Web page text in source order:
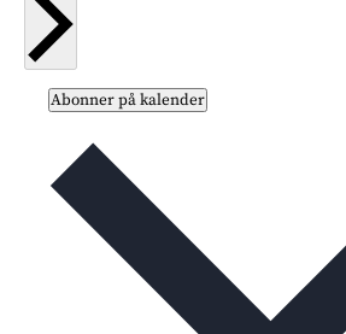
Abonner på kalender